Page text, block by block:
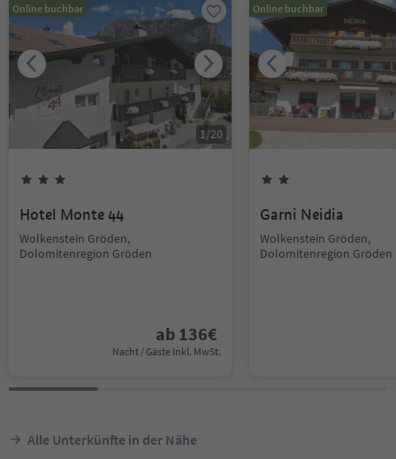
Online buchbar
1/20
Hotel Monte 44
Wolkenstein Gröden,
Dolomitenregion Gröden
ab 136€
Nacht / Gäste Inkl. MwSt.
Online buchbar
Garni Neidia
Wolkenstein Gröden,
Dolomitenregion Gröden
Alle Unterkünfte in der Nähe